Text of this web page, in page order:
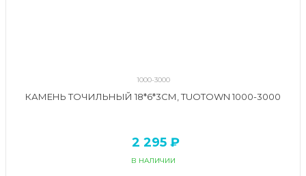
1000-3000
КАМЕНЬ ТОЧИЛЬНЫЙ 18*6*3СМ, TUOTOWN 1000-3000
2 295 ₽
В НАЛИЧИИ